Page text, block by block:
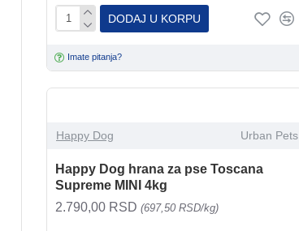
DODAJ U KORPU
Imate pitanja?
Happy Dog Urban Pets
Happy Dog hrana za pse Toscana
Supreme MINI 4kg
2.790,00 RSD (697,50 RSD/kg)